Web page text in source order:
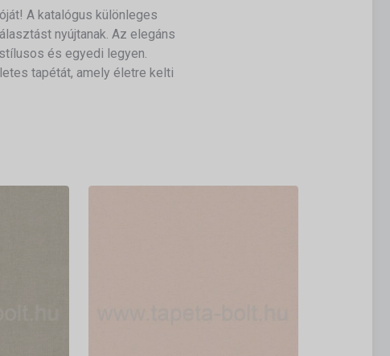
A katalógus különleges
nyújtanak. Az elegáns
és egyedi legyen.
tapétát, amely életre kelti